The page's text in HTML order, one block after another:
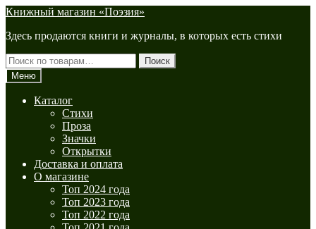
Перейти
навигации
Перейти
содержимому
Книжный магазин «Поэзия»
Здесь продаются книги и журналы, в которых есть стихи
Искать:
Поиск
Меню
Каталог
Стихи
Проза
Значки
Открытки
Доставка и оплата
О магазине
Топ 2024 года
Топ 2023 года
Топ 2022 года